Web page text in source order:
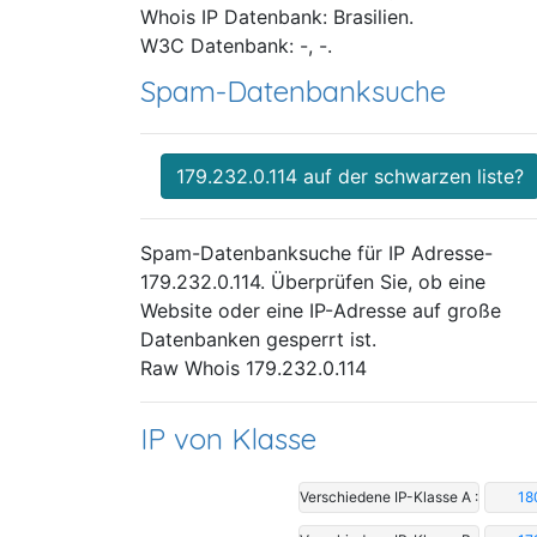
Whois IP Datenbank: Brasilien.
W3C Datenbank: -, -.
Spam-Datenbanksuche
179.232.0.114 auf der schwarzen liste?
Spam-Datenbanksuche für IP Adresse-
179.232.0.114. Überprüfen Sie, ob eine
Website oder eine IP-Adresse auf große
Datenbanken gesperrt ist.
Raw Whois 179.232.0.114
IP von Klasse
Verschiedene IP-Klasse A :